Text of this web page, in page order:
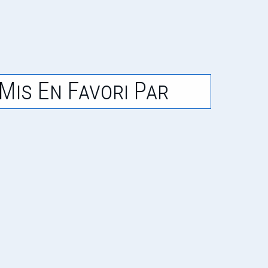
Mis En Favori Par